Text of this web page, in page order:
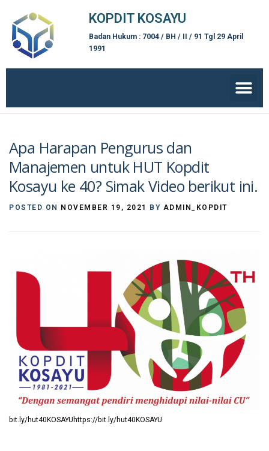
KOPDIT KOSAYU
Badan Hukum : 7004 / BH / II / 91 Tgl 29 April
1991
Apa Harapan Pengurus dan
Manajemen untuk HUT Kopdit
Kosayu ke 40? Simak Video berikut ini.
POSTED ON NOVEMBER 19, 2021 BY ADMIN_KOPDIT
bit.ly/hut40KOSAYU https://bit.ly/hut40KOSAYU